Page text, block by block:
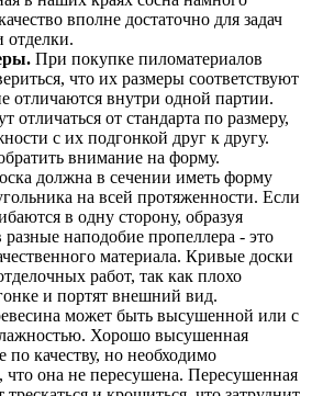
вполне достаточно для задач
отделки.
При покупке пиломатериалов
что их размеры соответствуют
отличаются внутри одной партии.
отличаться от стандарта по размеру,
с их подгонкой друг к другу.
внимание на форму.
должна в сечении иметь форму
на всей протяженности. Если
в одну сторону, образуя
разные наподобие пропеллера - это
материала. Кривые доски
работ, так как плохо
и портят внешний вид.
может быть высушенной или с
Хорошо высушенная
по качеству, но необходимо
что она не пересушена. Пересушенная